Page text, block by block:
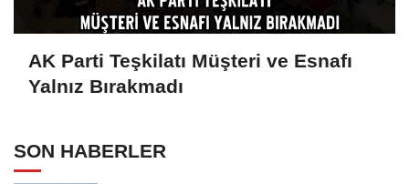
AK Parti Teşkilatı Müşteri ve Esnafı
Yalnız Bırakmadı
SON HABERLER